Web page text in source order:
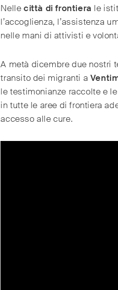
Nelle città di frontiera le
l’accoglienza, l’assistenza
nelle mani di attivisti e
A metà dicembre due nostri
transito dei migranti a
le testimonianze raccolte e
in tutte le aree di frontiera
accesso alle cure.